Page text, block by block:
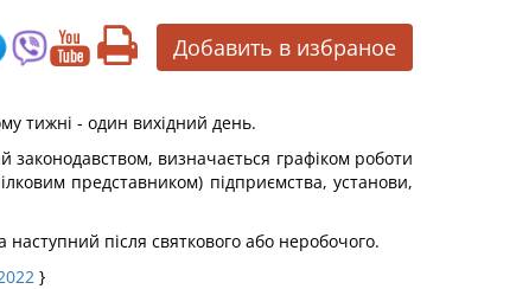
Добавить в избраное
тижні - один вихідний день.
визначається графіком роботи
представником) підприємства, установи,
після святкового або неробочого.
}